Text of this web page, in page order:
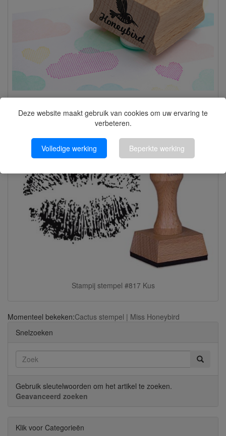
Deze website maakt gebruik van cookies om uw ervaring te
verbeteren.
Volledige werking Beperkte werking
Stampij stempel #817 Kus
Momenteel bekeken:Cactus stempel | Miss Honeybird
Snelzoeken
Gebruik sleutelwoorden om het artikel te zoeken.
Geavanceerd zoeken
Klik voor Categorieën